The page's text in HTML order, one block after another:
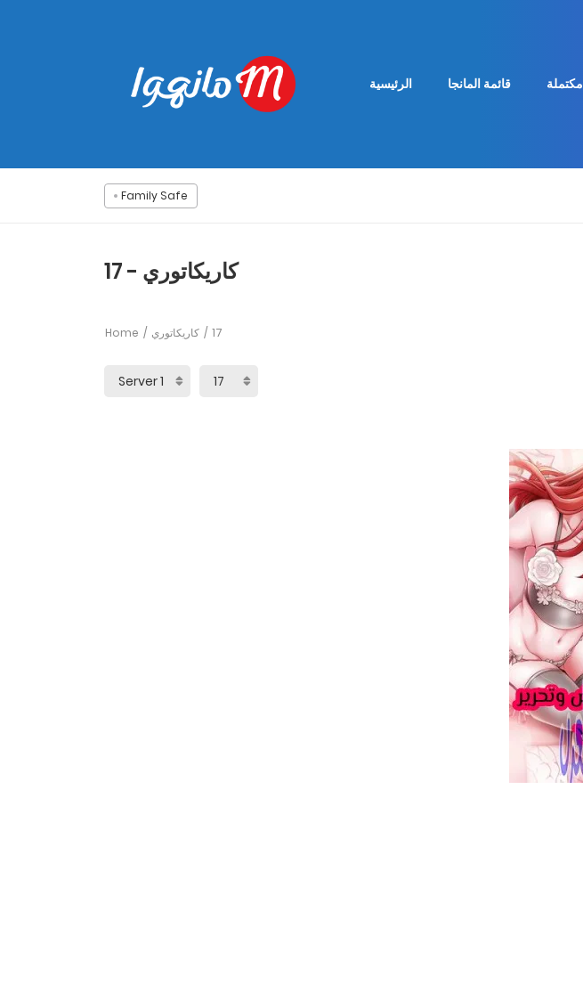
الرئيسية قائمة المانجا مكتملة
Family Safe
كاريكاتوري - 17
Home كاريكاتوري 17